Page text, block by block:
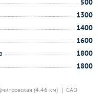
(4.46 км) САО
500
1300
1400
1600
1800
1800